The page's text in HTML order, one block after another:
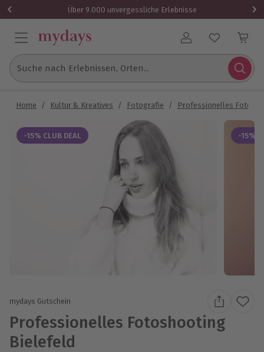
Über 9.000 unvergessliche Erlebnisse
Benutzerkonto
Suche nach Erlebnissen, Orten...
Home / Kultur & Kreatives / Fotografie / Professionelles
-15% CLUB DEAL -15%
mydays Gutschein
Professionelles Fotoshooting
Bielefeld